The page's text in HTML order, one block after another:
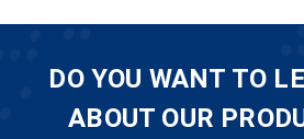
DO YOU WANT TO
ABOUT OUR